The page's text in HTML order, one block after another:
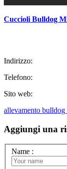
Cuccioli Bulldog
Indirizzo:
Telefono:
Sito web:
allevamento
Aggiungi una
Name :